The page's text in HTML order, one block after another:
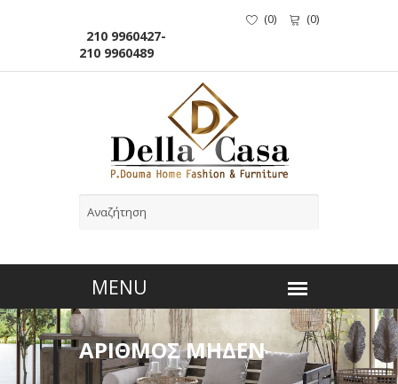
210 9960427-
210 9960489
(0) (0)
ΑΡΙΘΜΟΣ ΜΗΔΕΝ